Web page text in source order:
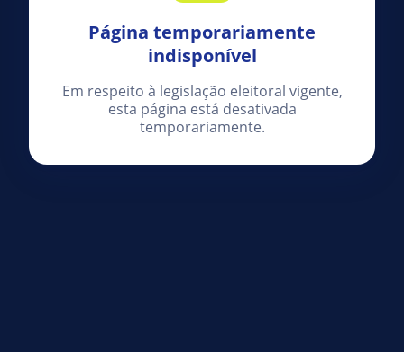
Página temporariamente
indisponível
Em respeito à legislação eleitoral vigente,
esta página está desativada
temporariamente.